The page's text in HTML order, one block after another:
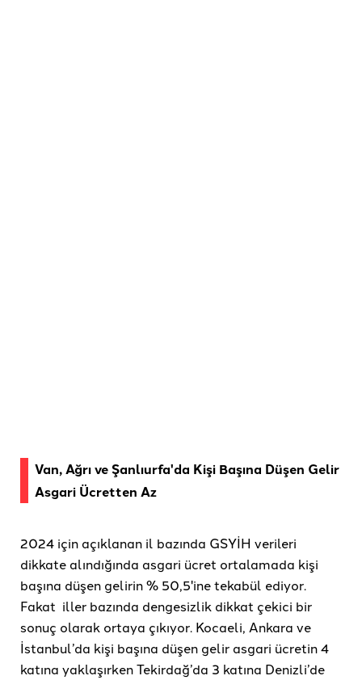
Van, Ağrı ve Şanlıurfa'da Kişi Başına Düşen Gelir
Asgari Ücretten Az
2024 için açıklanan il bazında GSYİH verileri
dikkate alındığında asgari ücret ortalamada kişi
başına düşen gelirin % 50,5'ine tekabül ediyor.
Fakat iller bazında dengesizlik dikkat çekici bir
sonuç olarak ortaya çıkıyor. Kocaeli, Ankara ve
İstanbul’da kişi başına düşen gelir asgari ücretin 4
katına yaklaşırken Tekirdağ’da 3 katına Denizli’de